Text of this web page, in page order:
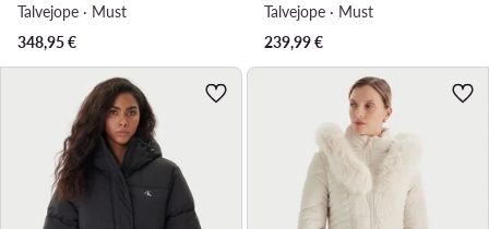
Talvejope · Must
348,95€
Talvejope · Must
239,99€